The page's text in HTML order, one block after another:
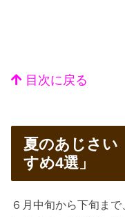
目次に戻る
夏のあじさい
すめ4選」
６月中旬から下旬ま